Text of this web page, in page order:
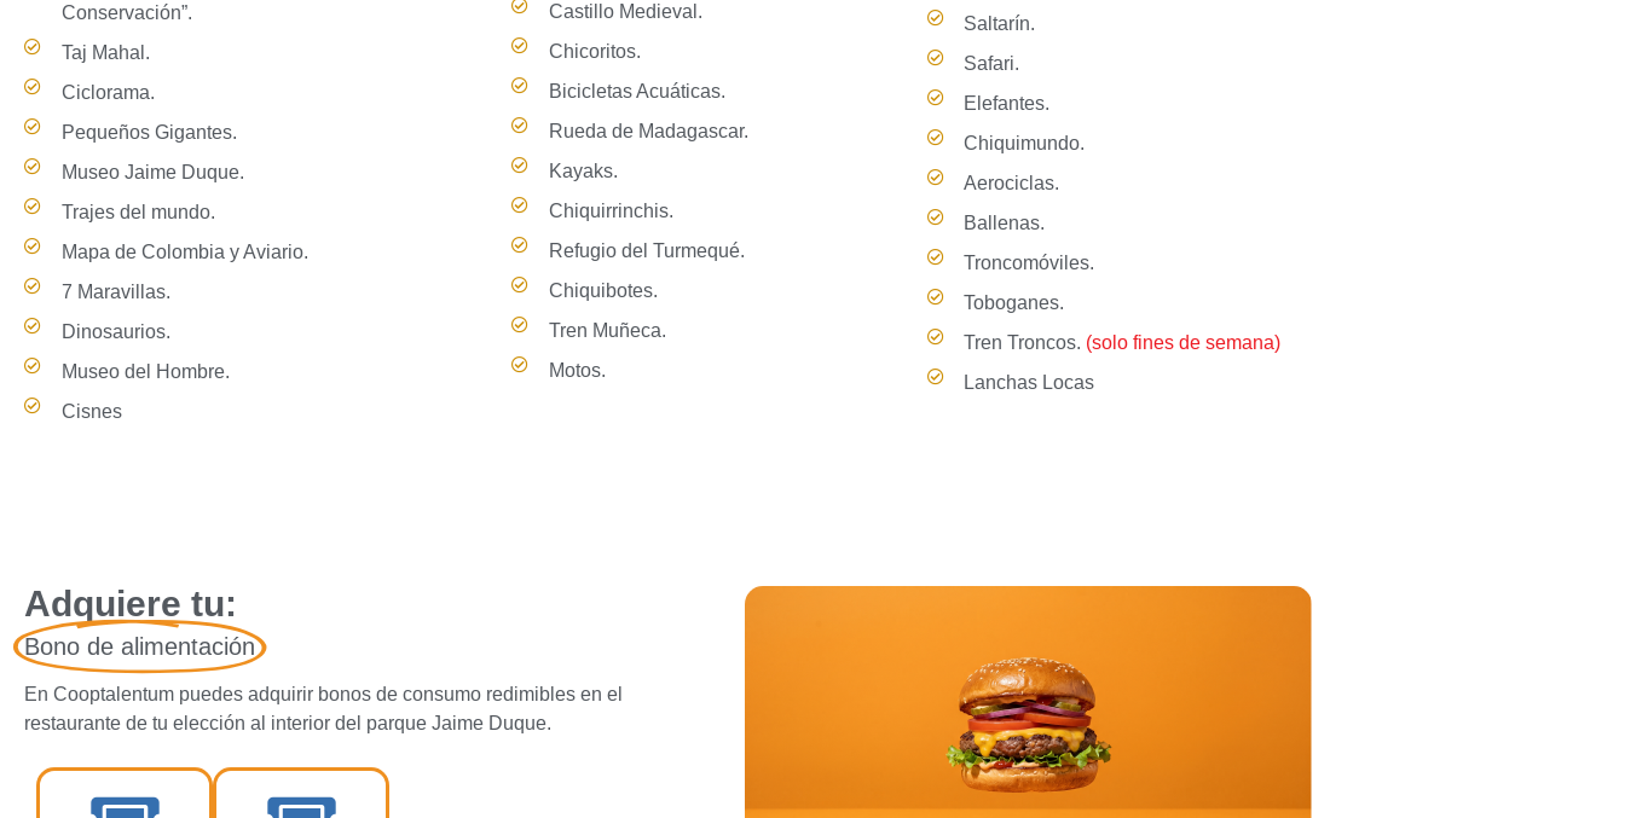
Conservación”.
Taj Mahal.
Ciclorama.
Pequeños Gigantes.
Museo Jaime Duque.
Trajes del mundo.
Mapa de Colombia y Aviario.
7 Maravillas.
Dinosaurios.
Museo del Hombre.
Cisnes
Castillo Medieval.
Chicoritos.
Bicicletas Acuáticas.
Rueda de Madagascar.
Kayaks.
Chiquirrinchis.
Refugio del Turmequé.
Chiquibotes.
Tren Muñeca.
Motos.
Saltarín.
Safari.
Elefantes.
Chiquimundo.
Aerociclas.
Ballenas.
Troncomóviles.
Toboganes.
Tren Troncos. (solo fines de semana)
Lanchas Locas
Adquiere tu:
Bono de alimentación
En Cooptalentum puedes adquirir bonos de consumo redimibles en el
restaurante de tu elección al interior del parque Jaime Duque.